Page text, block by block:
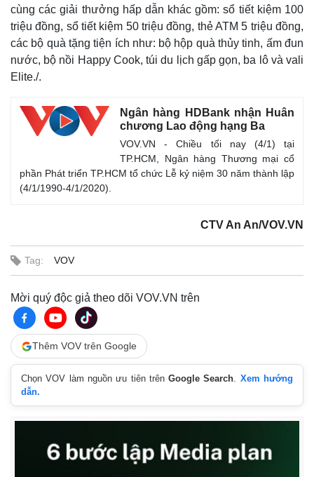
Thị trường
cùng các giải thưởng hấp dẫn khác gồm: sổ tiết kiệm 100
triệu đồng, sổ tiết kiệm 50 triệu đồng, thẻ ATM 5 triệu đồng,
các bộ quà tặng tiện ích như: bộ hộp quà thủy tinh, ấm đun
nước, bộ nồi Happy Cook, túi du lịch gấp gọn, ba lô và vali
Elite./.
Ngân hàng HDBank nhận Huân
chương Lao động hạng Ba
VOV.VN - Chiều tối nay (4/1) tại
TP.HCM, Ngân hàng Thương mại cổ
phần Phát triển TP.HCM tổ chức Lễ kỷ niệm 30 năm thành lập
(4/1/1990-4/1/2020).
CTV An An/VOV.VN
Tag: VOV
Mời quý độc giả theo dõi VOV.VN trên
Thêm VOV trên Google
Chọn VOV làm nguồn ưu tiên trênGoogle Search. Xem hướng
dẫn.